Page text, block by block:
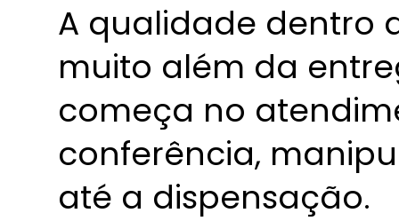
A qualidade dentro
muito além da
começa no
conferência,
até a dispensação.